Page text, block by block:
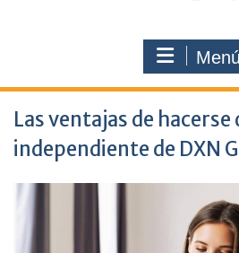
Menú
Las ventajas de
independiente de DXN